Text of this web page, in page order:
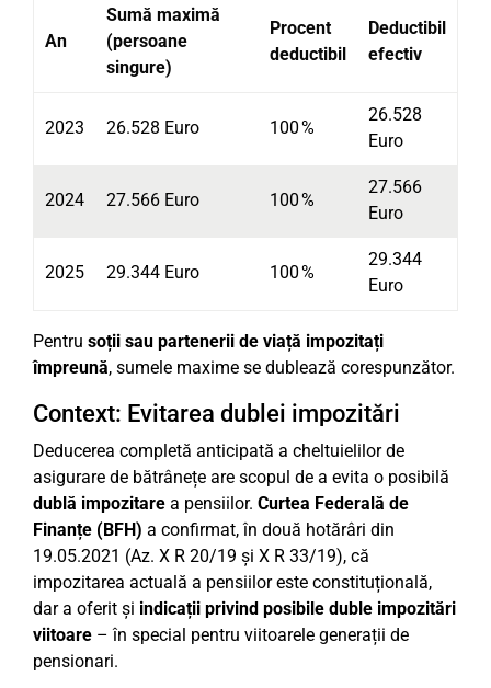
An
Sumă maximă
(persoane
singure)
Procent
deductibil
Deductibil
efectiv
2023 26.528 Euro 100 %
26.528
Euro
2024 27.566 Euro 100 %
27.566
Euro
2025 29.344 Euro 100 %
29.344
Euro
Pentru soții sau partenerii de viață impozitați
împreună, sumele maxime se dublează corespunzător.
Context: Evitarea dublei impozitări
Deducerea completă anticipată a cheltuielilor de
asigurare de bătrânețe are scopul de a evita o posibilă
dublă impozitare a pensiilor. Curtea Federală de
Finanțe (BFH) a confirmat, în două hotărâri din
19.05.2021 (Az. X R 20/19 și X R 33/19), că
impozitarea actuală a pensiilor este constituțională,
dar a oferit și indicații privind posibile duble impozitări
viitoare – în special pentru viitoarele generații de
pensionari.